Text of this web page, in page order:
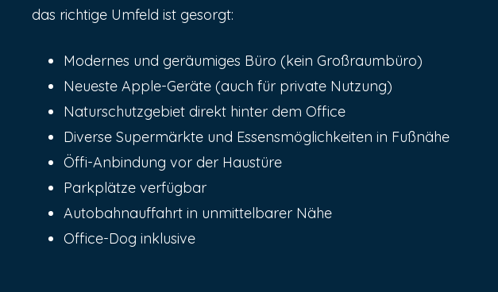
das richtige Umfeld ist gesorgt:
Modernes und geräumiges Büro (kein Großraumbüro)
Neueste Apple-Geräte (auch für private Nutzung)
Naturschutzgebiet direkt hinter dem Office
Diverse Supermärkte und Essensmöglichkeiten in Fußnähe
Öffi-Anbindung vor der Haustüre
Parkplätze verfügbar
Autobahnauffahrt in unmittelbarer Nähe
Office-Dog inklusive